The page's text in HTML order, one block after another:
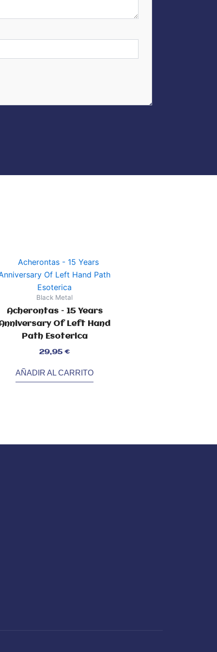
Black Metal
Acherontas – 15 Years
Of Left Hand
Path Esoterica
29,95€
AÑADIR AL CARRITO